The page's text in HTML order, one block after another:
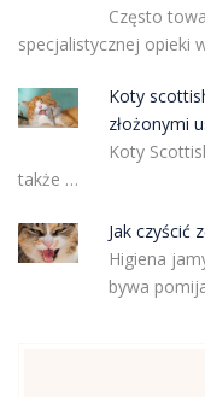
Często
specjalistycznej opieki
Koty
złożonymi
Koty
także …
Jak czyścić
Higiena
bywa